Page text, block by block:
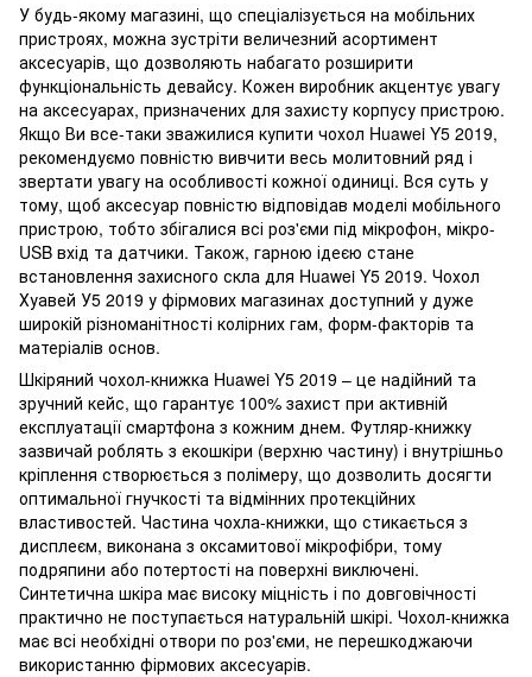
У будь-якому магазині, що спеціалізується на мобільних
пристроях, можна зустріти величезний асортимент
аксесуарів, що дозволяють набагато розширити
функціональність девайсу. Кожен виробник акцентує увагу
на аксесуарах, призначених для захисту корпусу пристрою.
Якщо Ви все-таки зважилися купити чохол Huawei Y5 2019,
рекомендуємо повністю вивчити весь молитовний ряд і
звертати увагу на особливості кожної одиниці. Вся суть у
тому, щоб аксесуар повністю відповідав моделі мобільного
пристрою, тобто збігалися всі роз'єми під мікрофон, мікро-
USB вхід та датчики. Також, гарною ідеєю стане
встановлення захисного скла для Huawei Y5 2019. Чохол
Хуавей У5 2019 у фірмових магазинах доступний у дуже
широкій різноманітності колірних гам, форм-факторів та
матеріалів основ.
Шкіряний чохол-книжка Huawei Y5 2019 – це надійний та
зручний кейс, що гарантує 100% захист при активній
експлуатації смартфона з кожним днем. Футляр-книжку
зазвичай роблять з екошкіри (верхню частину) і внутрішньо
кріплення створюється з полімеру, що дозволить досягти
оптимальної гнучкості та відмінних протекційних
властивостей. Частина чохла-книжки, що стикається з
дисплеєм, виконана з оксамитової мікрофібри, тому
подряпини або потертості на поверхні виключені.
Синтетична шкіра має високу міцність і по довговічності
практично не поступається натуральній шкірі. Чохол-книжка
має всі необхідні отвори по роз'єми, не перешкоджаючи
використанню фірмових аксесуарів.